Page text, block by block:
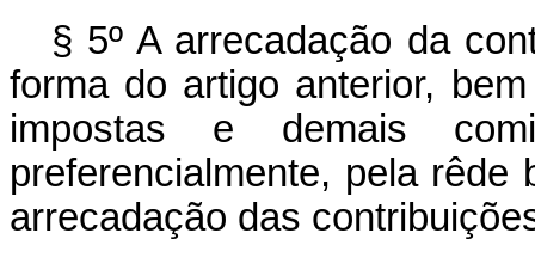
§ 5º A arrecadação da
forma do artigo anterior,
impostas e demais
preferencialmente, pela rêde
arrecadação das